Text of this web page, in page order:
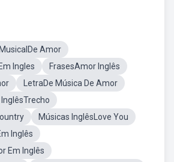
MusicalDe Amor
Ingles
FrasesAmor Inglês
LetraDe Música De Amor
Músicas InglêsLove You
Inglês
Em Inglês